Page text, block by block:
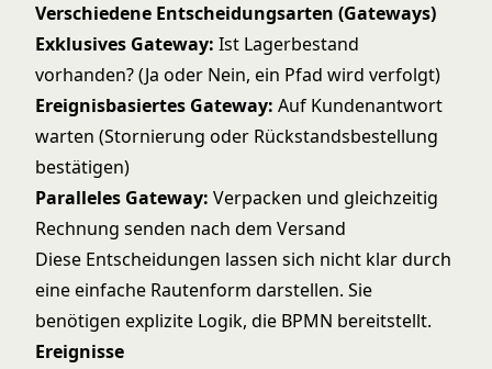
Verschiedene Entscheidungsarten (Gateways)
Exklusives Gateway: Ist Lagerbestand
vorhanden? (Ja oder Nein, ein Pfad wird verfolgt)
Ereignisbasiertes Gateway: Auf Kundenantwort
warten (Stornierung oder Rückstandsbestellung
bestätigen)
Paralleles Gateway: Verpacken und gleichzeitig
Rechnung senden nach dem Versand
Diese Entscheidungen lassen sich nicht klar durch
eine einfache Rautenform darstellen. Sie
benötigen explizite Logik, die BPMN bereitstellt.
Ereignisse